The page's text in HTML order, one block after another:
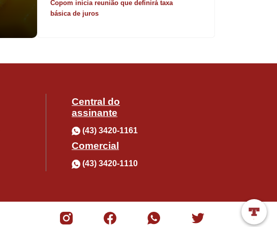
Copom inicia reunião que definirá taxa
básica de juros
Central do
assinante
(43) 3420-1161
Comercial
(43) 3420-1110